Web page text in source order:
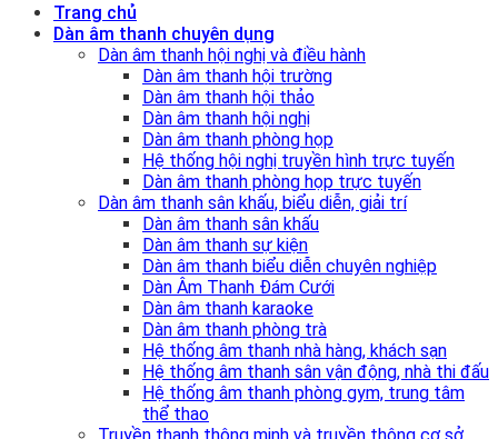
Trang chủ
Dàn âm thanh chuyên dụng
Dàn âm thanh hội nghị và điều hành
Dàn âm thanh hội trường
Dàn âm thanh hội thảo
Dàn âm thanh hội nghị
Dàn âm thanh phòng họp
Hệ thống hội nghị truyền hình trực tuyến
Dàn âm thanh phòng họp trực tuyến
Dàn âm thanh sân khấu, biểu diễn, giải trí
Dàn âm thanh sân khấu
Dàn âm thanh sự kiện
Dàn âm thanh biểu diễn chuyên nghiệp
Dàn Âm Thanh Đám Cưới
Dàn âm thanh karaoke
Dàn âm thanh phòng trà
Hệ thống âm thanh nhà hàng, khách sạn
Hệ thống âm thanh sân vận động, nhà thi đấu
Hệ thống âm thanh phòng gym, trung tâm
thể thao